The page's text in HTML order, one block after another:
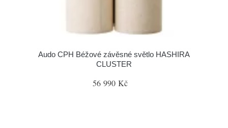
Audo CPH Béžové závěsné světlo HASHIRA
CLUSTER
56 990 Kč